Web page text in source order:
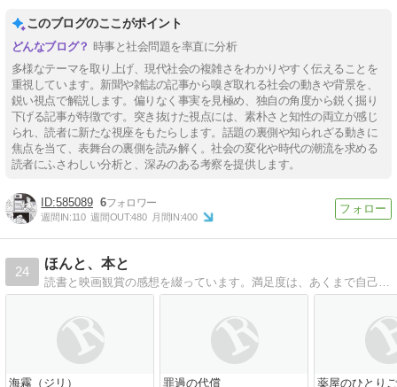
このブログのここがポイント
時事と社会問題を率直に分析
多様なテーマを取り上げ、現代社会の複雑さをわかりやすく伝えることを
重視しています。新聞や雑誌の記事から嗅ぎ取れる社会の動きや背景を、
鋭い視点で解説します。偏りなく事実を見極め、独自の角度から鋭く掘り
下げる記事が特徴です。突き抜けた視点には、素朴さと知性の両立が感じ
られ、読者に新たな視座をもたらします。話題の裏側や知られざる動きに
焦点を当て、表舞台の裏側を読み解く。社会の変化や時代の潮流を求める
読者にふさわしい分析と、深みのある考察を提供します。
585089 6
週間IN:110 週間OUT:480 月間IN:400
24
ほんと、本と
読書と映画観賞の感想を綴っています。満足度は、あくまで自己満足度です。
海霧（ジリ） 罪過の代償 薬屋のひとり